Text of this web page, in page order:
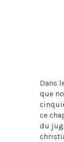
Dans
que
ce
du